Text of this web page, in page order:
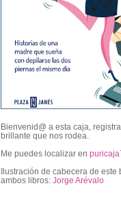
Bienvenid@ a esta caja,
brillante que nos rodea.
Me puedes localizar en
Ilustración de cabecera de este
ambos libros: Jorge Arévalo